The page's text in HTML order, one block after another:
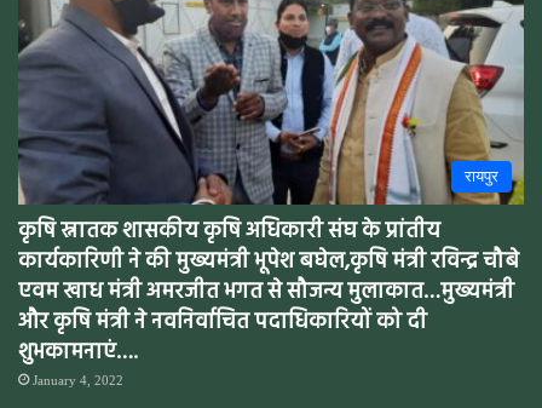
रायपुर
कृषि स्नातक शासकीय कृषि अधिकारी संघ के प्रांतीय
कार्यकारिणी ने की मुख्यमंत्री भूपेश बघेल,कृषि मंत्री रविन्द्र चौबे
एवम खाध मंत्री अमरजीत भगत से सौजन्य मुलाकात…मुख्यमंत्री
और कृषि मंत्री ने नवनिर्वाचित पदाधिकारियों को दी
शुभकामनाएं….
January 4, 2022